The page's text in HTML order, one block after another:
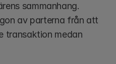
sammanhang.
av parterna från att
transaktion medan